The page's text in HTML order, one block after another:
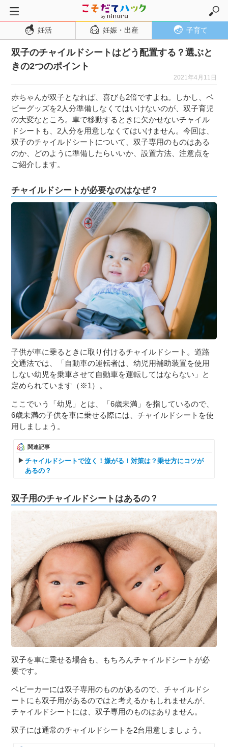
トップページ
妊活
妊娠・出産
妊娠初期
妊娠中期
妊娠後期
出産
０歳児
７〜１２歳児
妊活 妊娠・出産 子育て
双子のチャイルドシートはどう配置する？選ぶと
きの2つのポイント
2021年4月11日
赤ちゃんが双子となれば、喜びも2倍ですよね。しかし、ベ
ビーグッズを2人分準備しなくてはいけないのが、双子育児
の大変なところ。車で移動するときに欠かせないチャイル
ドシートも、2人分を用意しなくてはいけません。今回は、
双子のチャイルドシートについて、双子専用のものはある
のか、どのように準備したらいいか、設置方法、注意点を
ご紹介します。
チャイルドシートが必要なのはなぜ？
子供が車に乗るときに取り付けるチャイルドシート。道路
交通法では、「自動車の運転者は、幼児用補助装置を使用
しない幼児を乗車させて自動車を運転してはならない」と
定められています（※1）。
ここでいう「幼児」とは、「6歳未満」を指しているので、
6歳未満の子供を車に乗せる際には、チャイルドシートを使
用しましょう。
関連記事
チャイルドシートで泣く！嫌がる！対策は？乗せ方にコツが
あるの？
双子用のチャイルドシートはあるの？
双子を車に乗せる場合も、もちろんチャイルドシートが必
要です。
ベビーカーには双子専用のものがあるので、チャイルドシ
ートにも双子用があるのではと考えるかもしれませんが、
チャイルドシートには、双子専用のものはありません。
双子には通常のチャイルドシートを2台用意しましょう。